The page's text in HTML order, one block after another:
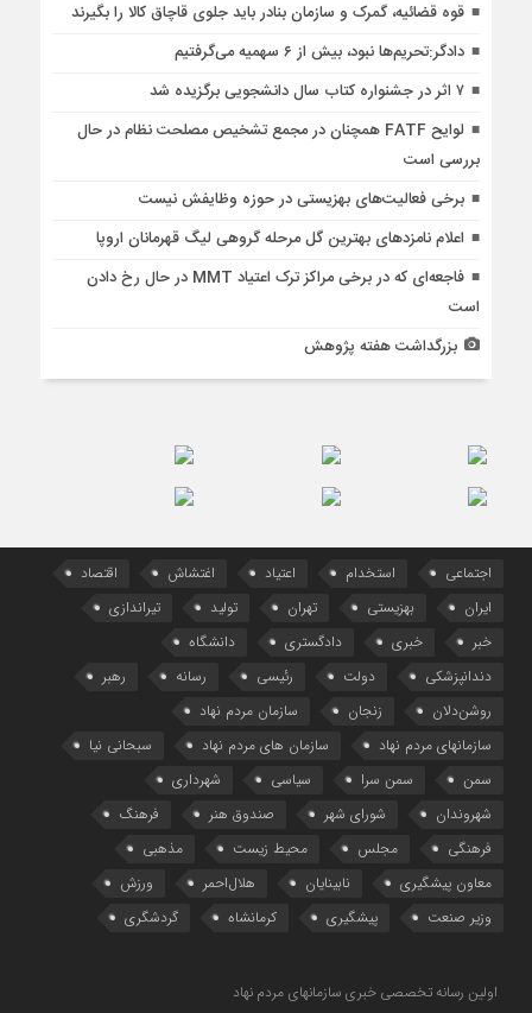
قوه قضائیه، گمرک و سازمان بنادر باید جلوی قاچاق کالا را بگیرند
دادگر:تحریم‌ها نبود، بیش از ۶ سهمیه می‌گرفتیم
۷ اثر در جشنواره کتاب سال دانشجویی برگزیده شد
لوایح FATF همچنان در مجمع تشخیص مصلحت نظام در حال
بررسی است
برخی فعالیت‌های بهزیستی در حوزه وظایفش نیست
اعلام نامزدهای بهترین گل مرحله گروهی لیگ قهرمانان اروپا
فاجعه‌ای که در برخی مراکز ترک اعتیاد MMT در حال رخ دادن
است
بزرگداشت هفته پژوهش
اجتماعی استخدام اعتیاد اغتشاش
اقتصاد
ایران
بهزیستی تهران تولید
تیراندازی
خبر
خبری دادگستری
دانشگاه
دندانپزشکی
دولت رئیسی رسانه
رهبر
روشن‌دلان
زنجان
سازمان مردم نهاد
سازمانهای مردم نهاد
سازمان های مردم نهاد
سبحانی نیا
سمن
سمن سرا سیاسی
شهرداری
شهروندان
شورای شهر صندوق هنر
فرهنگ
فرهنگی
مجلس محیط زیست
مذهبی
معاون پیشگیری
نابینایان هلال‌احمر
ورزش
وزیر صنعت
پیشگیری کرمانشاه گردشگری
اولین رسانه تخصصی خبری سازمانهای مردم نهاد